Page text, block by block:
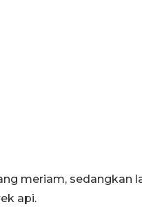
meriam, sedangkan
api.